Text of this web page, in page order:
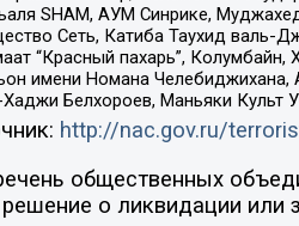
SHAM, АУМ Синрике,
Сеть, Катиба Таухид валь-
“Красный пахарь”, Колумбайн,
имени Номана
Хаджи Белхороев, Маньяки Культ
http://nac.gov.ru/
общественных
о ликвидации или